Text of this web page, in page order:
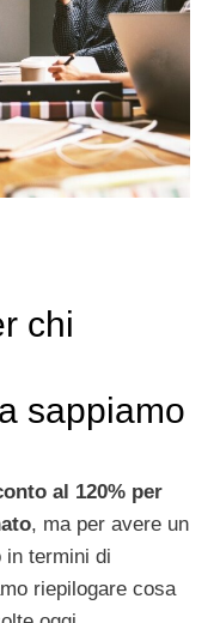
chi
sappiamo
al 120% per
, ma per avere un
in termini di
riepilogare cosa